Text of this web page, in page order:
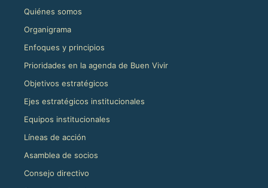
Quiénes somos
Organigrama
Enfoques y principios
Prioridades en la agenda de Buen Vivir
Objetivos estratégicos
Ejes estratégicos institucionales
Equipos institucionales
Líneas de acción
Asamblea de socios
Consejo directivo